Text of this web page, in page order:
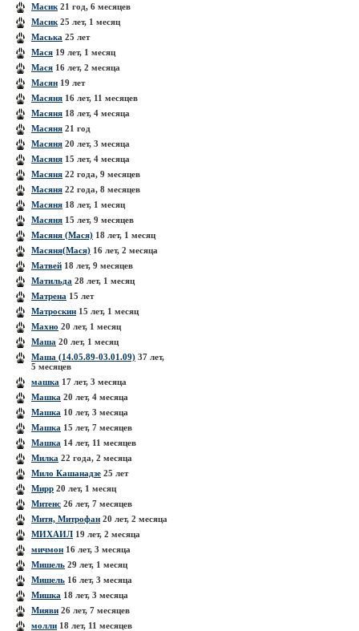
Масик 21 год, 6 месяцев
Масик 25 лет, 1 месяц
Маська 25 лет
Мася 19 лет, 1 месяц
Мася 16 лет, 2 месяца
Масян 19 лет
Масяня 16 лет, 11 месяцев
Масяня 18 лет, 4 месяца
Масяня 21 год
Масяня 20 лет, 3 месяца
Масяня 15 лет, 4 месяца
Масяня 22 года, 9 месяцев
Масяня 22 года, 8 месяцев
Масяня 18 лет, 1 месяц
Масяня 15 лет, 9 месяцев
Масяня (Мася) 18 лет, 1 месяц
Масяня(Мася) 16 лет, 2 месяца
Матвей 18 лет, 9 месяцев
Матильда 28 лет, 1 месяц
Матрена 15 лет
Матроскин 15 лет, 1 месяц
Махно 20 лет, 1 месяц
Маша 20 лет, 1 месяц
Маша (14.05.89-03.01.09) 37 лет,
5 месяцев
машка 17 лет, 3 месяца
Машка 20 лет, 4 месяца
Машка 10 лет, 3 месяца
Машка 15 лет, 7 месяцев
Машка 14 лет, 11 месяцев
Милка 22 года, 2 месяца
Мило Кашанадзе 25 лет
Мирр 20 лет, 1 месяц
Митенс 26 лет, 7 месяцев
Митя, Митрофан 20 лет, 2 месяца
МИХАИЛ 19 лет, 2 месяца
мичмон 16 лет, 3 месяца
Мишель 29 лет, 1 месяц
Мишель 16 лет, 3 месяца
Мишка 18 лет, 3 месяца
Мияви 26 лет, 7 месяцев
молли 18 лет, 11 месяцев